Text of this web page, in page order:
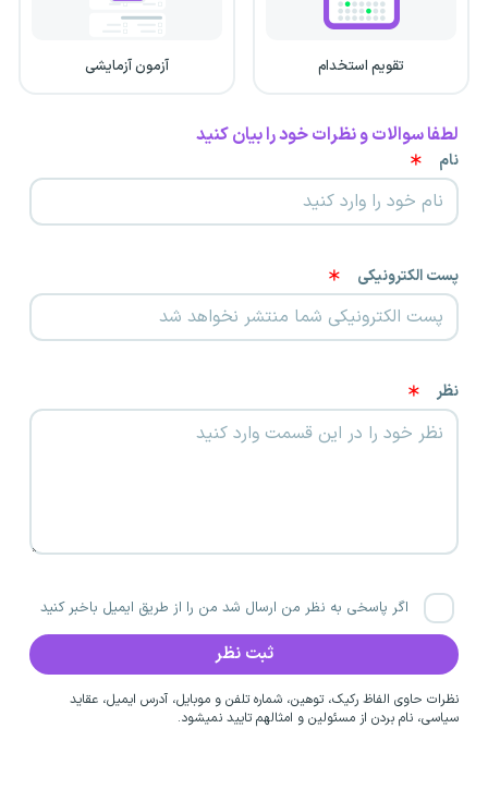
تقویم استخدام آزمون آزمایشی
لطفا سوالات و نظرات خود را بیان کنید
نام
پست الکترونیکی
نظر
اگر پاسخی به نظر من ارسال شد من را از طریق ایمیل باخبر کنید
نظرات حاوی الفاظ رکیک، توهین، شماره تلفن و موبایل، آدرس ایمیل، عقاید
سیاسی، نام بردن از مسئولین و امثالهم تایید نمیشود.